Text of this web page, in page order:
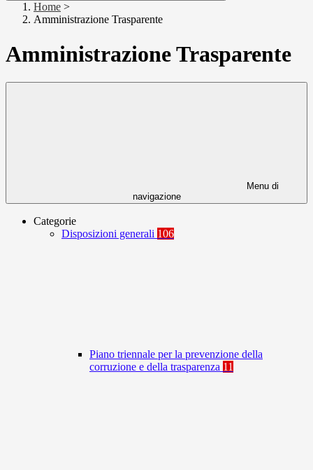
Home >
Amministrazione Trasparente
Amministrazione Trasparente
Menu di
navigazione
Categorie
Disposizioni generali 106
Piano triennale per la prevenzione della
corruzione e della trasparenza 11